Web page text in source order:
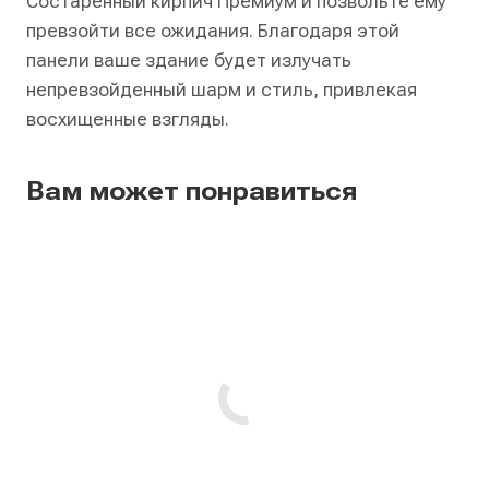
превзойти все ожидания. Благодаря этой
панели ваше здание будет излучать
непревзойденный шарм и стиль, привлекая
восхищенные взгляды.
Вам может понравиться